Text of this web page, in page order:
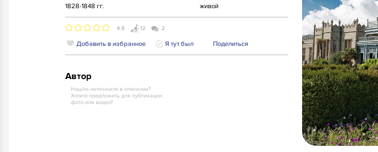
1828-1848 гг. живой
4.9 12 2
Добавить в избранное Я тут был Поделиться
Автор
Нашли неточности в описании?
Хотите предложить для публикации
фото или видео?